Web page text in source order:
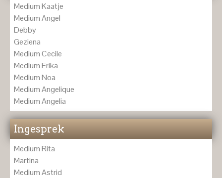
Medium Kaatje
Medium Angel
Debby
Geziena
Medium Cecile
Medium Erika
Medium Noa
Medium Angelique
Medium Angelia
Ingesprek
Medium Rita
Martina
Medium Astrid